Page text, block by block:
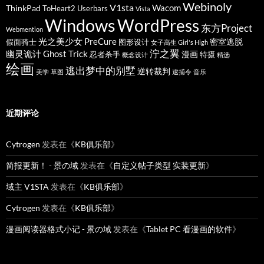
ThinkPad ToHeart2 Userbars V1sta Vista WacomWebinoly
Webmention WindowsWordPress 东方Project
假面骑士 光之美少女 PreCure 图形设计 女子高生 Girl's High 密室逃脱
幽灵诡计 Ghost Trick 忍者杀手 概念设计 泞之翼 漫画 特摄 精选
绘画 美学 草图 逃出梦中的别墅 逆转裁判 逮捕令 音乐
近期评论
Cytrogen 发表在《KB俱乐部》
简报更新！ - 景の域 发表在《自定义帖子类型 实装更新》
域主 V1STA 发表在《KB俱乐部》
Cytrogen 发表在《KB俱乐部》
漫画阅读器格式小记 - 景の域 发表在《Tablet PC 看漫画的软件》